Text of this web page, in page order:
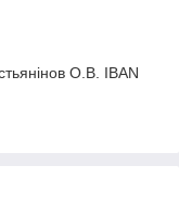
О.В. IBAN